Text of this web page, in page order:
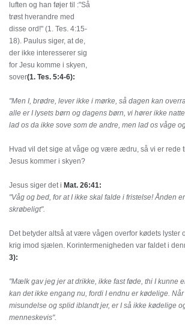
luften og han føjer til :"Så
trøst hverandre med
disse ord!" (1. Tes. 4:15-
18). Paulus siger, at de,
der ikke interesserer sig
for Jesu komme i skyen,
sover(1. Tes. 5:4-6):
"Men I, brødre, lever ikke i mørke, så dagen kan
alle er I lysets børn og dagens børn, vi hører ikke
lad os da ikke sove som de andre, men lad os våge
Hvad vil det sige at våge og være ædru, så vi er rede
Jesus kommer i skyen?
Jesus siger det i Mat. 26:41:
"Våg og bed, for at I ikke skal falde i fristelse! Ånden
skrøbeligt".
Det betyder altså at være vågen overfor kødets lyster
krig imod sjælen. Korintermenigheden var faldet i
3):
"Mælk gav jeg jer at drikke, ikke fast føde, thi I kunne
kan det ikke engang nu, fordi I endnu er kødelige.
misundelse og splid iblandt jer, er I så ikke kødelige
menneskevis".